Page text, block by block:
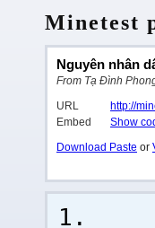
Minetest
Nguyên nhân
From Tạ Đình
URL
http://
Embed
Show
Download Paste or